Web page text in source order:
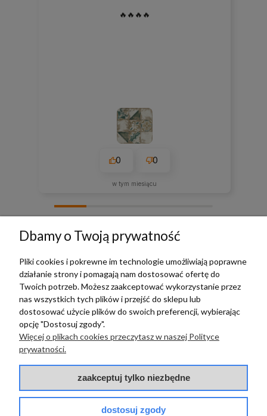
🔥🔥🔥🔥
0 0
w tym miesiącu
TERRADECO
BAZA WIEDZY
PŁATNOŚCI I DOSTAWA
Dbamy o Twoją prywatność
Pliki cookies i pokrewne im technologie umożliwiają poprawne
działanie strony i pomagają nam dostosować ofertę do
Twoich potrzeb. Możesz zaakceptować wykorzystanie przez
nas wszystkich tych plików i przejść do sklepu lub
dostosować użycie plików do swoich preferencji, wybierając
opcję "Dostosuj zgody".
Więcej o plikach cookies przeczytasz w naszej Polityce
prywatności.
zaakceptuj tylko niezbędne
dostosuj zgody